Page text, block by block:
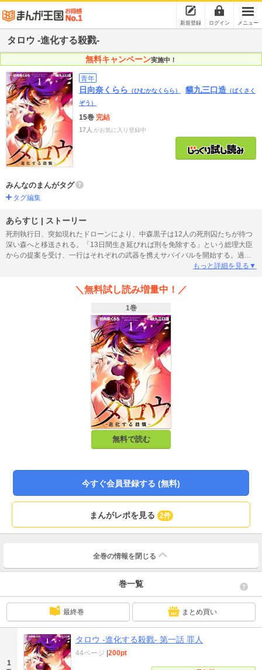
新規登録 ログイン メニュー
タロウ -進化する殺戮-
無料キャンペーン実施中！
青年
日向奈くらら （ひむかなくらら） 貘九三口造 （ばくさく
ぞう）
15巻 完結
17人 がお気に入り登録中
みんなのまんがタグ
タグ編集
あらすじ | ストーリー
死刑執行日、突如現れたドローンにより、中森黒子は12人の死刑囚たちが待つ
深い森へと移送される。「13日間生き延びれば刑を免除する」という総理大臣
からの提案を受け、一行はそれぞれの武器を携えサバイバルを開始する。過去
の出来事を物語るかのように散らばる無数の人骨、森に潜む凶悪な何かの気
もっと詳細を見る▼
＼無料試し読み増量中！／
1巻
無料で読む
今すぐ会員登録する (無料)
まんがレポを見る 2件
全巻の情報を 閉じる
巻一覧
最終巻 まとめ買い
1
タロウ -進化する殺戮- 第一話 罪人
44ページ |200pt